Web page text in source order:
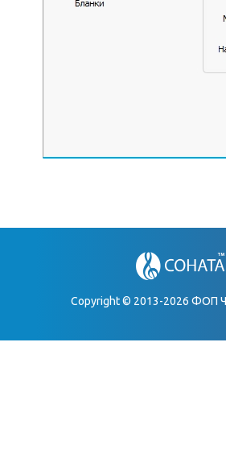
Copyright © 2013-2026 ФОП